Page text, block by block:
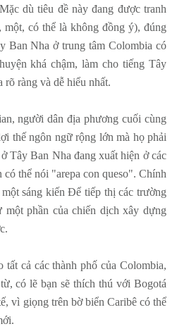
dù tiêu đề này đang được tranh
một, có thể là không đồng ý), đúng
Ban Nha ở trung tâm Colombia có
khá chậm, làm cho tiếng Tây
ràng và dễ hiểu nhất.
người dân địa phương cuối cùng
thế ngôn ngữ rộng lớn mà họ phải
Tây Ban Nha đang xuất hiện ở các
có thể nói "arepa con queso". Chính
sáng kiến Để tiếp thị các trường
phần của chiến dịch xây dựng
cả các thành phố của Colombia,
có lẽ bạn sẽ thích thú với Bogotá
vì giọng trên bờ biển Caribê có thể